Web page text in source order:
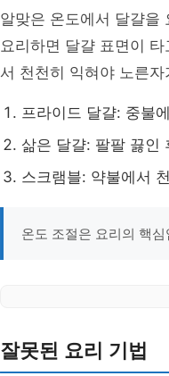
알맞은 온도에서 달걀을
요리하면 달걀 표면이
서 천천히 익혀야 노른
프라이드 달걀: 중불
삶은 달걀: 팔팔 끓인
스크램블: 약불에서
온도 조절은 요리의 핵
잘못된 요리 기법